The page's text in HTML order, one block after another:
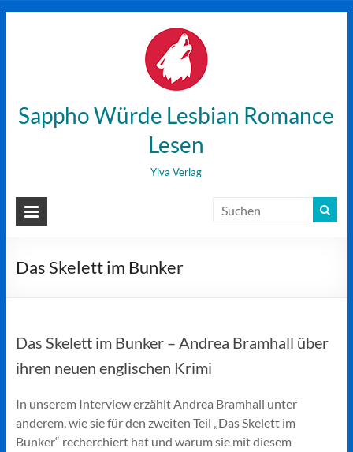
Sappho Würde Lesbian Romance
Lesen
Ylva Verlag
Das Skelett im Bunker
Das Skelett im Bunker – Andrea Bramhall über
ihren neuen englischen Krimi
In unserem Interview erzählt Andrea Bramhall unter
anderem, wie sie für den zweiten Teil „Das Skelett im
Bunker“ recherchiert hat und warum sie mit diesem